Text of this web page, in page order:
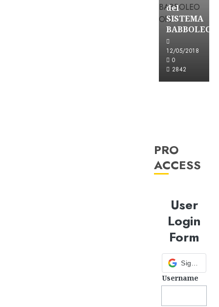
del
SISTEMA
BABBOLEO
12/05/2018
0
2842
PRO
ACCESS
User
Login
Form
Username